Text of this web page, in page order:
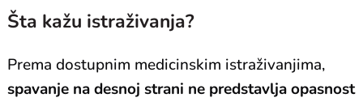
Šta kažu istraživanja?
Prema dostupnim medicinskim istraživanjima,
spavanje na desnoj strani ne predstavlja opasnost